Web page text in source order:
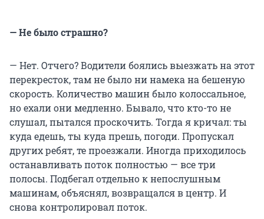
— Не было страшно?
— Нет. Отчего? Водители боялись выезжать на этот
перекресток, там не было ни намека на бешеную
скорость. Количество машин было колоссальное,
но ехали они медленно. Бывало, что кто-то не
слушал, пытался проскочить. Тогда я кричал: ты
куда едешь, ты куда прешь, погоди. Пропускал
других ребят, те проезжали. Иногда приходилось
останавливать поток полностью — все три
полосы. Подбегал отдельно к непослушным
машинам, объяснял, возвращался в центр. И
снова контролировал поток.